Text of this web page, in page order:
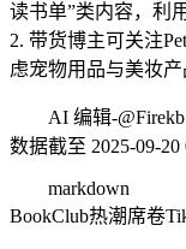
读书单”类内容，利
2. 带货博主可关注
虑宠物用品与美妆
AI 编辑-@Firekb
数据截至 2025-09-20
markdown
BookClub热潮席卷